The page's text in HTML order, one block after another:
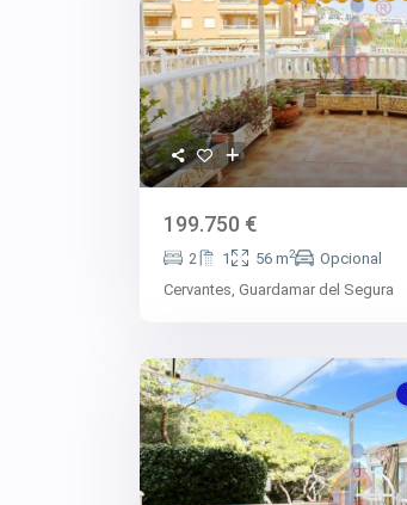
199.750 €
2 1 56 m2
Opcional
Cervantes, Guardamar del Segura